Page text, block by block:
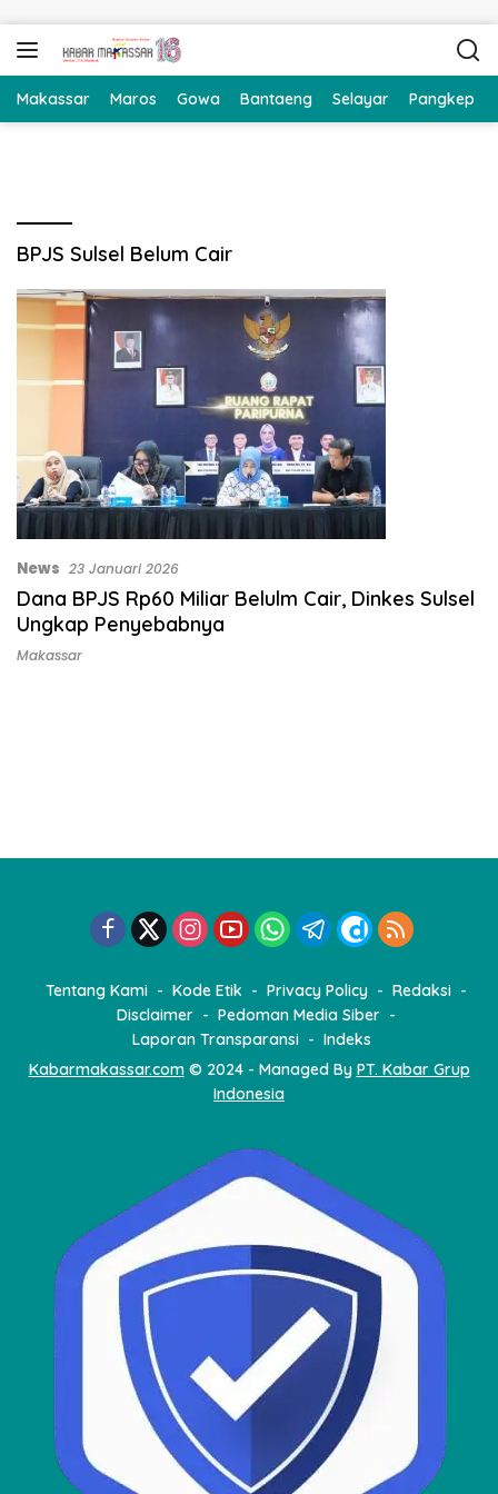
Makassar Maros Gowa Bantaeng Selayar Pangkep
BPJS Sulsel Belum Cair
News 23 Januari 2026
Dana BPJS Rp60 Miliar Belulm Cair, Dinkes Sulsel
Ungkap Penyebabnya
Makassar
Tentang Kami Kode Etik Privacy Policy
Redaksi
Disclaimer
Pedoman Media Siber
Laporan Transparansi
Indeks
Kabarmakassar.com© 2024 - Managed By PT. Kabar Grup
Indonesia